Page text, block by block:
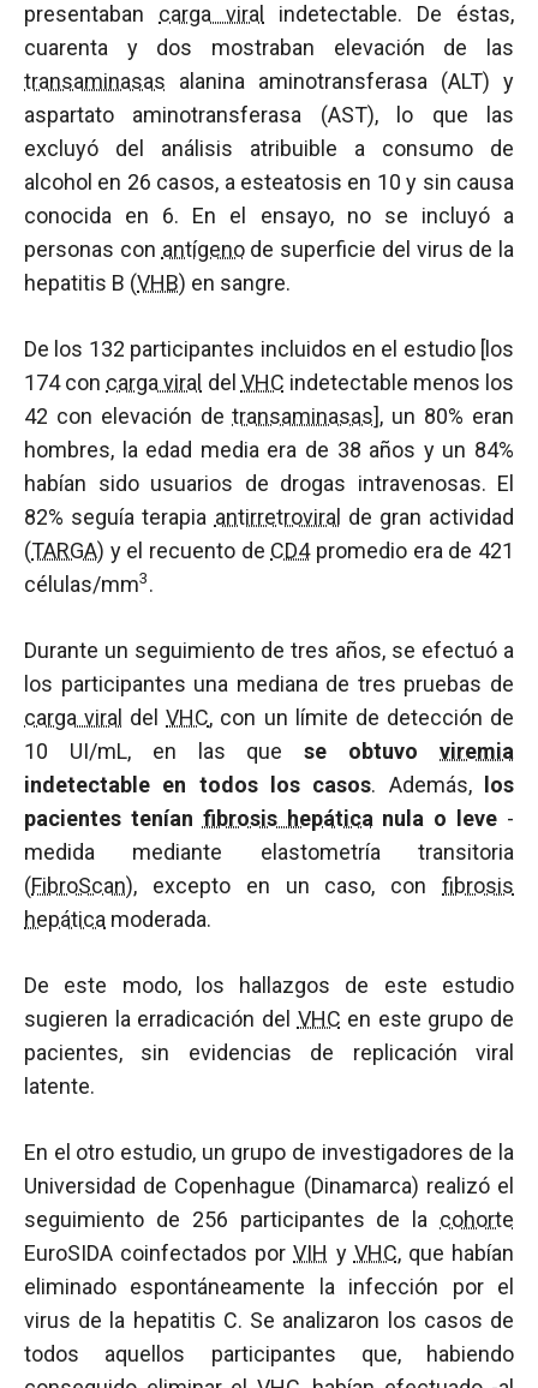
presentaban carga viral
indetectable. De éstas,
cuarenta y dos mostraban elevación de las
transaminasas alanina aminotransferasa (ALT) y
aspartato aminotransferasa (AST), lo que las
excluyó del análisis atribuible a consumo de
alcohol en 26 casos, a esteatosis en 10 y sin causa
conocida en 6. En el ensayo, no se incluyó a
personas con antígenode superficie del virus de la
hepatitis B (VHB) en sangre.
De los 132 participantes incluidos en el estudio [los
174 con carga viral del VHC indetectable menos los
42 con elevación detransaminasas], un 80% eran
hombres, la edad media era de 38 años y un 84%
habían sido usuarios de drogas intravenosas. El
82% seguía terapia antirretroviral de gran actividad
(TARGA) y el recuento de CD4promedio era de 421
células/mm3.
Durante un seguimiento de tres años, se efectuó a
los participantes una mediana de tres pruebas de
carga viral delVHC, con un límite de detección de
10 UI/mL, en las quese obtuvoviremia
indetectable en todos los casos. Además,
los
pacientes tenían fibrosis hepática nula o leve -
medida mediante elastometría transitoria
(FibroScan), excepto en un caso, con fibrosis
hepática moderada.
De este modo, los hallazgos de este estudio
sugieren la erradicación del VHC en este grupo de
pacientes, sin evidencias de replicación viral
latente.
En el otro estudio, un grupo de investigadores de la
Universidad de Copenhague (Dinamarca) realizó el
seguimiento de 256 participantes de la cohorte
EuroSIDA coinfectados porVIH y VHC, que habían
eliminado espontáneamente la infección por el
virus de la hepatitis C. Se analizaron los casos de
todos aquellos participantes que, habiendo